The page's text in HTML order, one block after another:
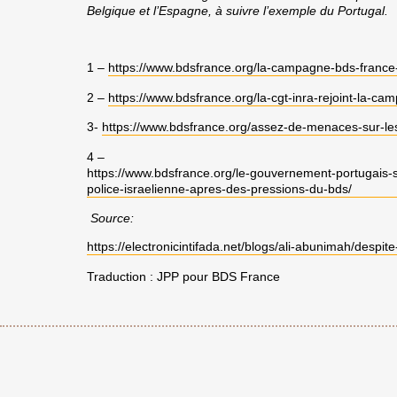
Belgique et l’Espagne, à suivre l’exemple du Portugal.
1 – https://www.bdsfrance.org/la-campagne-bds-
2 – https://www.bdsfrance.org/la-cgt-inra-rejoint-la-
3- https://www.bdsfrance.org/assez-de-menaces-sur-
4 –
https://www.bdsfrance.org/le-gouvernement-
police-israelienne-apres-des-pressions-du-bds/
Source:
https://electronicintifada.net/blogs/ali-abunimah/
Traduction : JPP pour BDS France